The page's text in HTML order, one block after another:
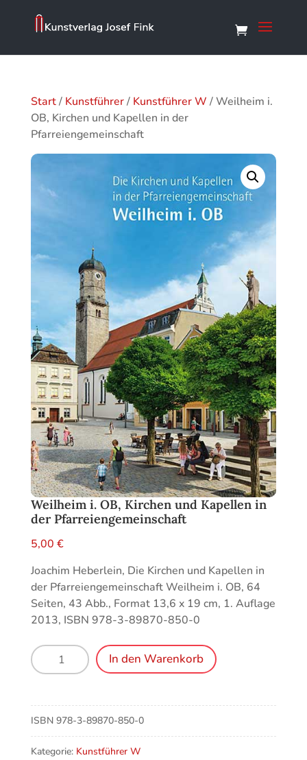
Start/ Kunstführer/ Kunstführer W / Weilheim i.
OB, Kirchen und Kapellen in der
Pfarreiengemeinschaft
Weilheim i. OB, Kirchen und Kapellen in
der Pfarreiengemeinschaft
5,00 €
Joachim Heberlein, Die Kirchen und Kapellen in
der Pfarreiengemeinschaft Weilheim i. OB, 64
Seiten, 43 Abb., Format 13,6 x 19 cm, 1. Auflage
2013, ISBN 978-3-89870-850-0
Weilheim
i.
Kirchen
und
Kapellen
in
In den Warenkorb
ISBN 978-3-89870-850-0
Kategorie: Kunstführer W